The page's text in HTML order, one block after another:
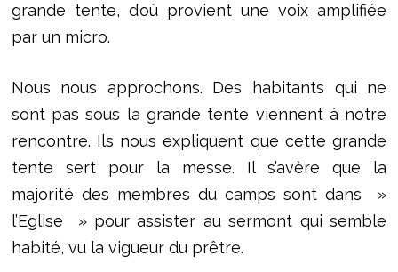
grande tente, d’où provient une voix amplifiée
par un micro.
Nous nous approchons. Des habitants qui ne
sont pas sous la grande tente viennent à notre
rencontre. Ils nous expliquent que cette grande
tente sert pour la messe. Il s’avère que la
majorité des membres du camps sont dans »
l’Eglise » pour assister au sermont qui semble
habité, vu la vigueur du prêtre.